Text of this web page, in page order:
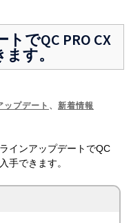
でQC PRO CX
す。
ップデート 、 新着情報
インアップデートでQC
手できます。